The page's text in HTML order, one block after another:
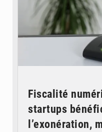
Fiscalité
startups
l’exonération,